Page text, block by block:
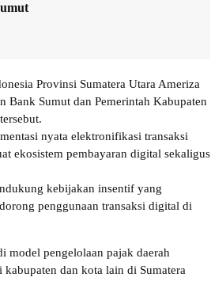
Provinsi Sumatera Utara Ameriza
Bank Sumut dan Pemerintah Kabupaten
nyata elektronifikasi transaksi
ekosistem pembayaran digital sekaligus
kebijakan insentif yang
penggunaan transaksi digital di
model pengelolaan pajak daerah
dan kota lain di Sumatera